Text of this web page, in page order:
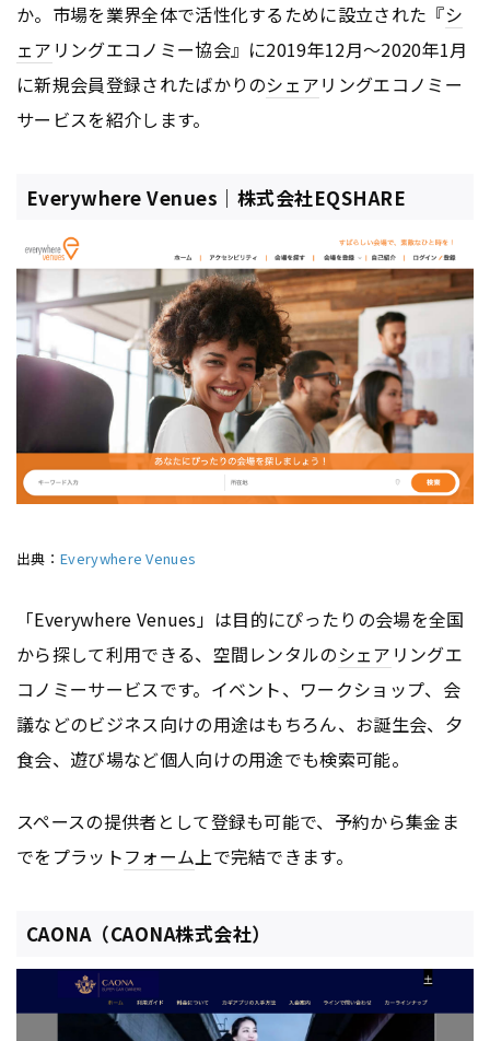
か。市場を業界全体で活性化するために設立された『シ
ェア リングエコノミー協会』に2019年12月〜2020年1月
に新規会員登録されたばかりのシェアリングエコノミー
サービスを紹介します。
Everywhere Venues｜株式会社EQSHARE
出典： Everywhere Venues
「Everywhere Venues」は目的にぴったりの会場を全国
から探して利用できる、空間レンタルのシェア リングエ
コノミーサービスです。イベント、ワークショップ、会
議などのビジネス向けの用途はもちろん、お誕生会、夕
食会、遊び場など個人向けの用途でも検索可能。
スペースの提供者として登録も可能で、予約から集金ま
でをプラットフォーム 上で完結できます。
CAONA（CAONA株式会社）